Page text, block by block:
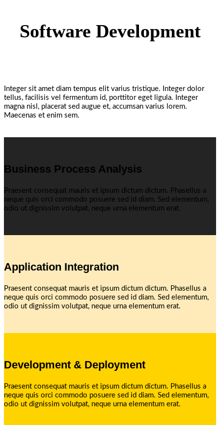
Software Development
Integer sit amet diam tempus elit varius tristique. Integer dolor
tellus, facilisis vel fermentum id, porttitor eget ligula. Integer
magna nisl, placerat sed augue et, accumsan varius lorem.
Maecenas et enim sem.
Business Process Analysis
Praesent consequat mauris et ipsum dictum dictum. Phasellus a
neque quis orci commodo posuere sed id diam. Sed elementum,
odio ut dignissim volutpat, neque urna elementum erat.
Application Integration
Praesent consequat mauris et ipsum dictum dictum. Phasellus a
neque quis orci commodo posuere sed id diam. Sed elementum,
odio ut dignissim volutpat, neque urna elementum erat.
Development & Deployment
Praesent consequat mauris et ipsum dictum dictum. Phasellus a
neque quis orci commodo posuere sed id diam. Sed elementum,
odio ut dignissim volutpat, neque urna elementum erat.